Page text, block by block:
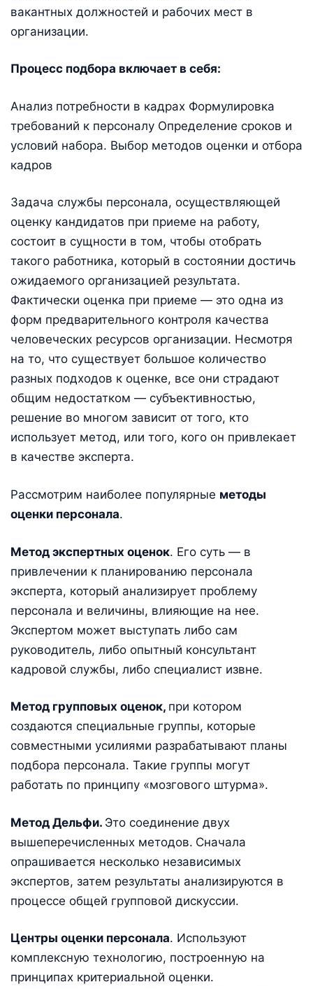
вакантных должностей и рабочих мест в
организации.
Процесс подбора включает в себя:
Анализ потребности в кадрах Формулировка
требований к персоналу Определение сроков и
условий набора. Выбор методов оценки и отбора
кадров
Задача службы персонала, осуществляющей
оценку кандидатов при приеме на работу,
состоит в сущности в том, чтобы отобрать
такого работника, который в состоянии достичь
ожидаемого организацией результата.
Фактически оценка при приеме — это одна из
форм предварительного контроля качества
человеческих ресурсов организации. Несмотря
на то, что существует большое количество
разных подходов к оценке, все они страдают
общим недостатком — субъективностью,
решение во многом зависит от того, кто
использует метод, или того, кого он привлекает
в качестве эксперта.
Рассмотрим наиболее популярные методы
оценки персонала.
Метод экспертных оценок. Его суть — в
привлечении к планированию персонала
эксперта, который анализирует проблему
персонала и величины, влияющие на нее.
Экспертом может выступать либо сам
руководитель, либо опытный консультант
кадровой службы, либо специалист извне.
Метод групповых оценок, при котором
создаются специальные группы, которые
совместными усилиями разрабатывают планы
подбора персонала. Такие группы могут
работать по принципу «мозгового штурма».
Метод Дельфи. Это соединение двух
вышеперечисленных методов. Сначала
опрашивается несколько независимых
экспертов, затем результаты анализируются в
процессе общей групповой дискуссии.
Центры оценки персонала. Используют
комплексную технологию, построенную на
принципах критериальной оценки.